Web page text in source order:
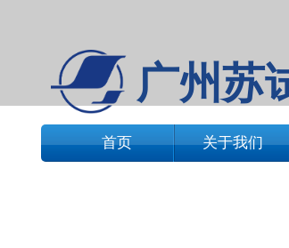
广州苏
首页 关于我们